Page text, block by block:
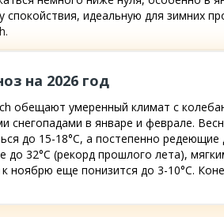
идеальную для зимних
на 2026 год
обещают умеренный климат с
в январе и феврале.
до 15-18°C, а постепенно
до 32°C (рекорд прошлого лета),
к ноябрю еще понизится до 3-10°C.